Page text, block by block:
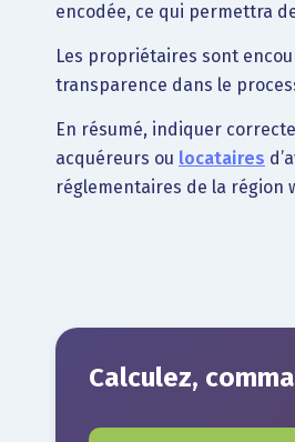
encodée, ce qui permettra
Les propriétaires sont
transparence dans le
En résumé, indiquer
acquéreurs ou locataires
réglementaires de la région
Calculez,